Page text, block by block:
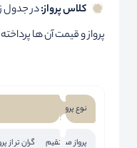
کلاس پرواز:در جدول
پرواز و قیمت آن ها
نوع پرواز
پرواز مستقیم گران تر از